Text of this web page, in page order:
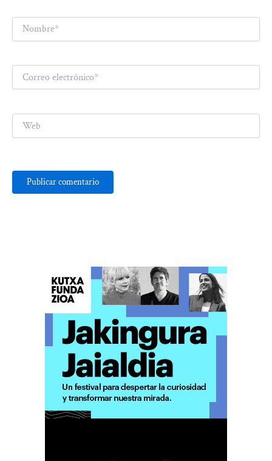
Nombre*
electrónico*